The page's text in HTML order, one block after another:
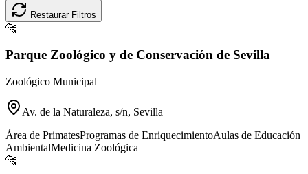
Restaurar Filtros
🐆
Parque Zoológico y de Conservación de Sevilla
Zoológico Municipal
Av. de la Naturaleza, s/n, Sevilla
Área de PrimatesProgramas de EnriquecimientoAulas de Educación
AmbientalMedicina Zoológica
🐆